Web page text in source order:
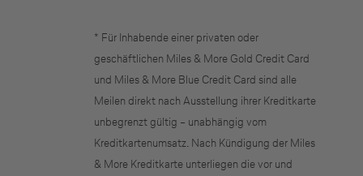
* Für Inhabende einer privaten oder
geschäftlichen Miles & More Gold Credit Card
und Miles & More Blue Credit Card sind alle
Meilen direkt nach Ausstellung ihrer Kreditkarte
unbegrenzt gültig – unabhängig vom
Kreditkartenumsatz. Nach Kündigung der Miles
& More Kreditkarte unterliegen die vor und
der Registrierung für Miles & More bzw. für
Ihre Travel ID hinterlegt haben.​ Ihre 15-
stellige Servicekartennummer finden Sie in
der Miles & More App oder auf Ihrer Miles &
More Servicekarte.
Selbstständige
(z.B. Gewerbetreibender, Handwerker,
Freiberufler)
Unternehmen